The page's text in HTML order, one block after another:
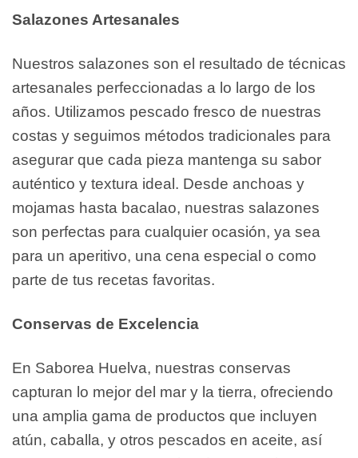
Salazones Artesanales
Nuestros salazones son el resultado de técnicas
artesanales perfeccionadas a lo largo de los
años. Utilizamos pescado fresco de nuestras
costas y seguimos métodos tradicionales para
asegurar que cada pieza mantenga su sabor
auténtico y textura ideal. Desde anchoas y
mojamas hasta bacalao, nuestras salazones
son perfectas para cualquier ocasión, ya sea
para un aperitivo, una cena especial o como
parte de tus recetas favoritas.
Conservas de Excelencia
En Saborea Huelva, nuestras conservas
capturan lo mejor del mar y la tierra, ofreciendo
una amplia gama de productos que incluyen
atún, caballa, y otros pescados en aceite, así